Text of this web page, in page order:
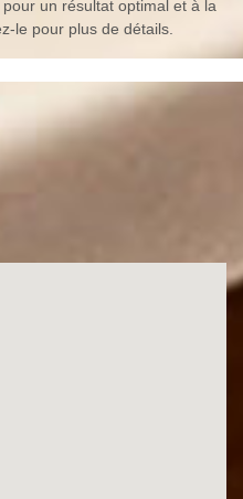
un résultat optimal et à la
le pour plus de détails.